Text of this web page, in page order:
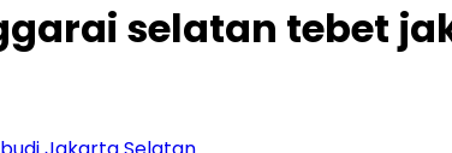
selatan tebet